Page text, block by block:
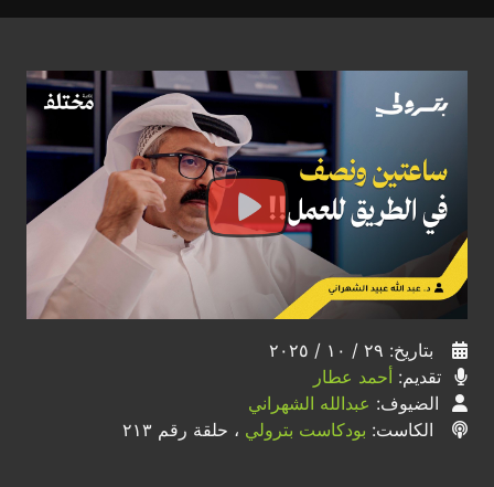
بتاريخ: ٢٩ / ١٠ / ٢٠٢٥
تقديم: أحمد عطار
الضيوف: عبدالله الشهراني
الكاست: بودكاست بترولي ، حلقة رقم ٢١٣